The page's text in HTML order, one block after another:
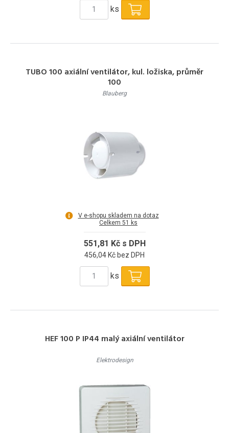
ks
TUBO 100 axiální ventilátor, kul. ložiska, průměr
100
Blauberg
V e-shopu skladem na dotaz
Celkem 51 ks
551,81 Kč s DPH
456,04 Kč bez DPH
ks
HEF 100 P IP44 malý axiální ventilátor
Elektrodesign